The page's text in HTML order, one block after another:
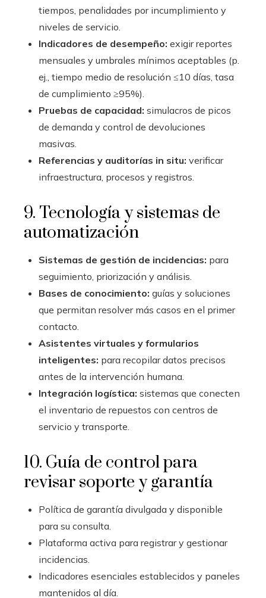
tiempos, penalidades por incumplimiento y
niveles de servicio.
Indicadores de desempeño: exigir reportes
mensuales y umbrales mínimos aceptables (p.
ej., tiempo medio de resolución ≤10 días, tasa
de cumplimiento ≥95%).
Pruebas de capacidad: simulacros de picos
de demanda y control de devoluciones
masivas.
Referencias y auditorías in situ: verificar
infraestructura, procesos y registros.
9. Tecnología y sistemas de
automatización
Sistemas de gestión de incidencias: para
seguimiento, priorización y análisis.
Bases de conocimiento: guías y soluciones
que permitan resolver más casos en el primer
contacto.
Asistentes virtuales y formularios
inteligentes: para recopilar datos precisos
antes de la intervención humana.
Integración logística: sistemas que conecten
el inventario de repuestos con centros de
servicio y transporte.
10. Guía de control para
revisar soporte y garantía
Política de garantía divulgada y disponible
para su consulta.
Plataforma activa para registrar y gestionar
incidencias.
Indicadores esenciales establecidos y paneles
mantenidos al día.